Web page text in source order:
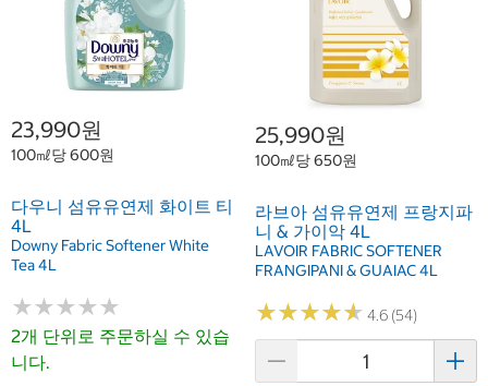
23,990원
100㎖당 600원
다우니 섬유유연제 화이트 티
4L
Downy Fabric Softener White
Tea 4L
★★★★★
★★★★★
2개 단위로 주문하실 수 있습
니다.
25,990원
100㎖당 650원
라브아 섬유유연제 프랑지파
니 & 가이악 4L
LAVOIR FABRIC SOFTENER
FRANGIPANI & GUAIAC 4L
★★★★★
★★★★★ 4.6 (54)